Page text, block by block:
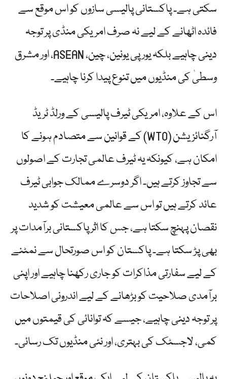
سکتی ہے۔ پاکستانی پالیسی سازوں کو اس موقع سے
فائدہ اٹھانے کے لیے نہ صرف امریکی منڈی پر توجہ
دینی چاہیے بلکہ یورپی یونین، چین، ASEAN، اور مشرق
وسطیٰ کی منڈیوں میں تنوع پیدا کرنا چاہیے۔
اس کے علاوہ، امریکی ٹیرف پالیسی کے ورلڈ ٹریڈ
آرگنائزیشن (WTO) کے قوانین سے متصادم ہونے کا
امکان ہے، کیونکہ یہ ٹیرف عالمی تجارت کے اصولوں
سے تجاوز کرتے ہیں۔ اگر دوسرے ممالک جوابی ٹیرف
عائد کرتے ہیں تو اس سے عالمی معیشت کو شدید
نقصان پہنچ سکتا ہے، جس کا اثر پاکستانی برآمدات پر
بھی پڑ سکتا ہے۔ پاکستان کو اس صورتحال سے نمٹنے
کے لیے سفارتی مذاکرات کو جاری رکھنا چاہیے اور اپنی
برآمدی صلاحیت کو بڑھانے کے لیے اندرونی اصلاحات
پر توجہ دینی چاہیے، جیسے کہ توانائی کی قیمتوں میں
کمی، لاجسٹک کی بہتری، اور نئی منڈیوں تک رسائی۔